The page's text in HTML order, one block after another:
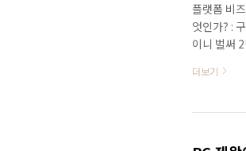
플랫폼 비
엇인가? :
이니 벌써
5,000부 가
범한 진리
더보기